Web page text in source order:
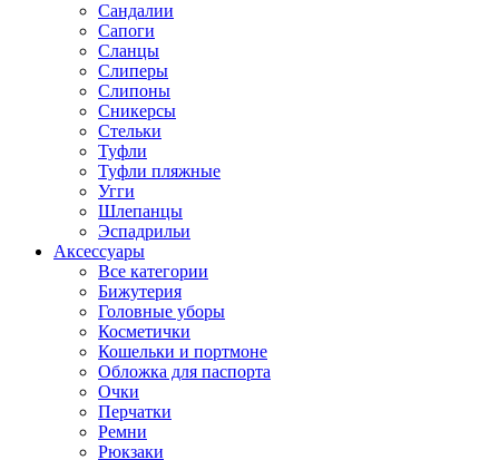
Сандалии
Сапоги
Сланцы
Слиперы
Слипоны
Сникерсы
Стельки
Туфли
Туфли пляжные
Угги
Шлепанцы
Эспадрильи
Аксессуары
Все категории
Бижутерия
Головные уборы
Косметички
Кошельки и портмоне
Обложка для паспорта
Очки
Перчатки
Ремни
Рюкзаки